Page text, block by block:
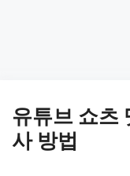
유튜브 쇼츠
사 방법